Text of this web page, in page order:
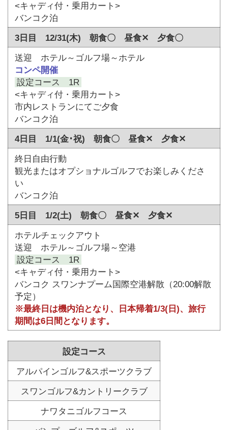
<キャディ付・乗用カート>
バンコク泊
3日目 12/31(木) 朝食〇 昼食✕ 夕食〇
送迎 ホテル～ゴルフ場～ホテル
コンペ開催
設定コース 1R
<キャディ付・乗用カート>
市内レストランにてご夕食
バンコク泊
4日目 1/1(金･祝) 朝食〇 昼食✕ 夕食✕
終日自由行動
観光またはオプショナルゴルフでお楽しみくださ
い
バンコク泊
5日目 1/2(土) 朝食〇 昼食✕ 夕食✕
ホテルチェックアウト
送迎 ホテル～ゴルフ場～空港
設定コース 1R
<キャディ付・乗用カート>
バンコク スワンナプーム国際空港解散（20:00解散
予定）
※最終日は機内泊となり、日本帰着1/3(日)、旅行
期間は6日間となります。
設定コース
アルパインゴルフ&スポーツクラブ
スワンゴルフ&カントリークラブ
ナワタニゴルフコース